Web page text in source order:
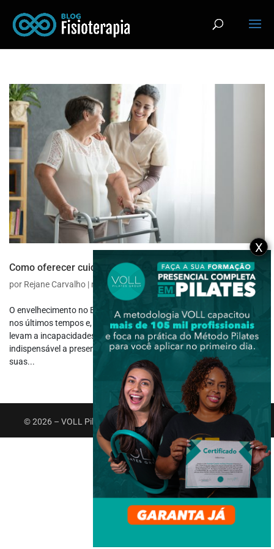
Como oferecer cuidados aos cuidadores?
por Rejane Carvalho | mar 30, 2020 | Fisioterapia Gerontológica
O envelhecimento no Brasil vem aumentando de forma significativa
nos últimos tempos e, com ele, os casos de doenças crônicas que
levam a incapacidades e dependência. Nesse momento, torna-se
indispensável a presença de um cuidador para auxiliar o idoso em
suas...
© 2026 – VOLL Pilates Group. Todos os direitos reservados.
X